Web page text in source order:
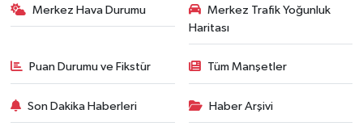
Merkez Hava Durumu
Merkez Trafik Yoğunluk
Haritası
Puan Durumu ve Fikstür Tüm Manşetler
Son Dakika Haberleri Haber Arşivi